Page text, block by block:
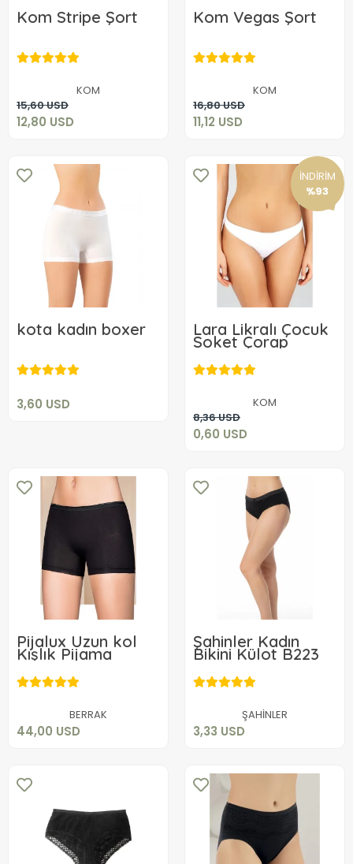
Kom Stripe Şort
KOM
15,60 USD
12,80 USD
12,80 USD
Sepete Ekle
Kom Vegas Şort
KOM
16,80 USD
11,12 USD
11,12 USD
Sepete Ekle
kota kadın boxer
3,60 USD
Sepete Ekle
İNDİRİM
%93
Lara Likralı Çocuk
Soket Çorap
KOM
8,36 USD
0,60 USD
0,60 USD
Sepete Ekle
Pijalux Uzun kol
Kışlık Pijama
BERRAK
44,00 USD
44,00 USD
Şahinler Kadın
Bikini Külot B223
ŞAHİNLER
3,33 USD
3,33 USD
Sepete Ekle